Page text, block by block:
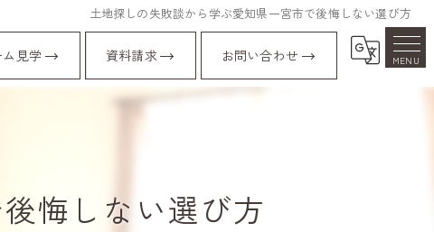
土地探しの失敗談から学ぶ愛知県一宮市で後悔しない選び方
見学 資料請求 お問い合わせ
悔しない選び方